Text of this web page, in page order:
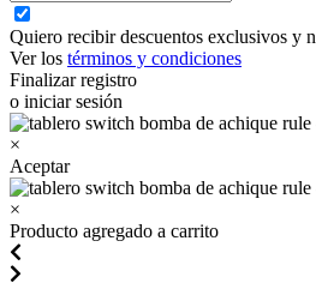
Quiero recibir descuentos exclusivos y
Ver los términos y condiciones
Finalizar registro
o iniciar sesión
×
Aceptar
×
Producto agregado a carrito